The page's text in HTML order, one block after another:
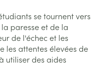
se tournent vers
paresse et de la
de l'échec et les
les attentes élevées de
utiliser des aides